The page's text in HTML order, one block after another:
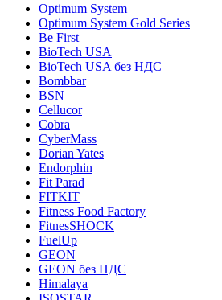
Optimum System
Optimum System Gold Series
Be First
BioTech USA
BioTech USA без НДС
Bombbar
BSN
Cellucor
Cobra
CyberMass
Dorian Yates
Endorphin
Fit Parad
FITKIT
Fitness Food Factory
FitnesSHOCK
FuelUp
GEON
GEON без НДС
Himalaya